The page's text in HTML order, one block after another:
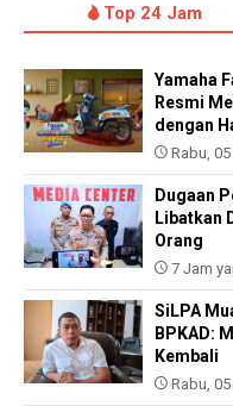
Top 24 Jam
Yamaha
Resmi
dengan
Rabu,
Dugaan
Libatkan
Orang
7 Jam
SiLPA
BPKAD:
Kembali
Rabu,